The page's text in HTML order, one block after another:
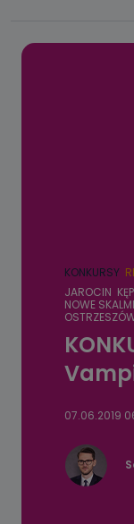
KONKURSY
JAROCIN
NOWE
07.06.2019